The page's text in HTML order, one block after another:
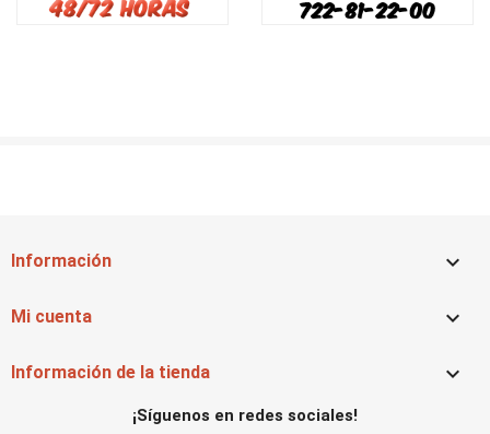
Información 
Mi cuenta 
Información de la tienda 
¡Síguenos en redes sociales!